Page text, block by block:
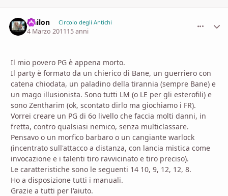
Nailon Circolo degli Antichi
4 Marzo 201115 anni
Il mio povero PG è appena morto.
Il party è formato da un chierico di Bane, un guerriero con
catena chiodata, un paladino della tirannia (sempre Bane) e
un mago illusionista. Sono tutti LM (o LE per gli esterofili) e
sono Zentharim (ok, scontato dirlo ma giochiamo i FR).
Vorrei creare un PG di 6o livello che faccia molti danni, in
fretta, contro qualsiasi nemico, senza multiclassare.
Pensavo o un morfico barbaro o un cangiante warlock
(incentrato sull'attacco a distanza, con lancia mistica come
invocazione e i talenti tiro ravvicinato e tiro preciso).
Le caratteristiche sono le seguenti 14 10, 9, 12, 12, 8.
Ho a disposizione tutti i manuali.
Grazie a tutti per l'aiuto.